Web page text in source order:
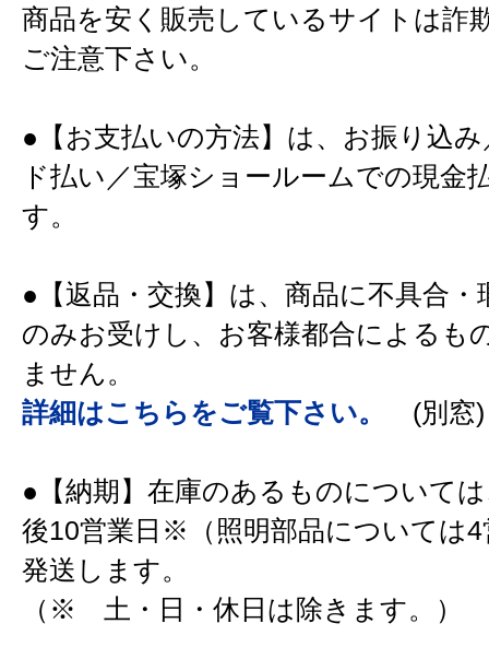
商品を安く販売しているサイトは詐
ご注意下さい。
●【お支払いの方法】は、お振り込
ド払い／宝塚ショールームでの現金
す。
●【返品・交換】は、商品に不具合・
のみお受けし、お客様都合によるも
ません。
詳細はこちらをご覧下さい。
(別窓)
●【納期】在庫のあるものについて
後10営業日※（照明部品については4
発送します。
（※ 土・日・休日は除きます。）